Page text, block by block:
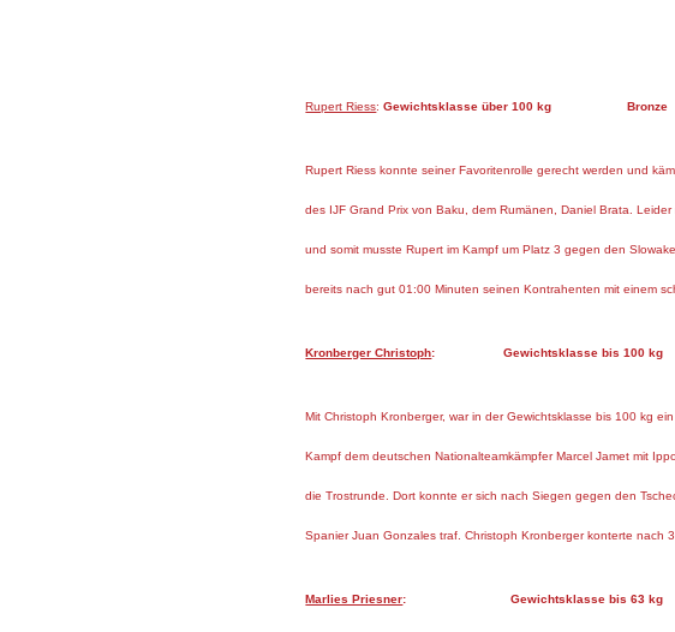
Rupert Riess:Gewichtsklasse über 100 kg Bronze
Rupert Riess konnte seiner Favoritenrolle gerecht werden und
des IJF Grand Prix von Baku, dem Rumänen, Daniel Brata.
und somit musste Rupert im Kampf um Platz 3 gegen den
bereits nach gut 01:00 Minuten seinen Kontrahenten mit einem
Kronberger Christoph: Gewichtsklasse bis 100
Mit Christoph Kronberger, war in der Gewichtsklasse bis 100 kg
Kampf dem deutschen Nationalteamkämpfer Marcel Jamet mit
die Trostrunde. Dort konnte er sich nach Siegen gegen den
Spanier Juan Gonzales traf. Christoph Kronberger konterte nach
Marlies Priesner: Gewichtsklasse bis 63